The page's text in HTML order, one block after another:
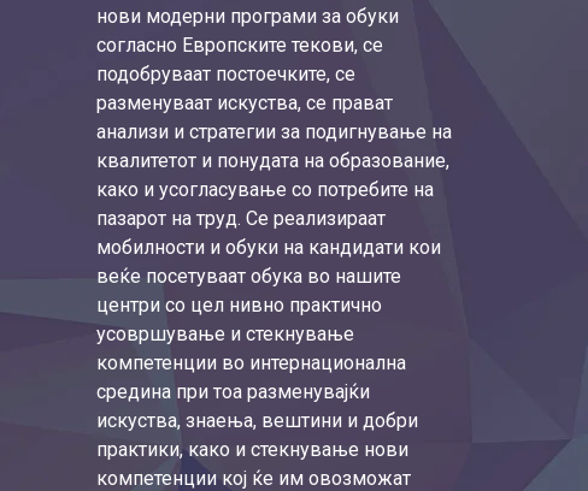
нови модерни програми за обуки
согласно Европските текови, се
подобруваат постоечките, се
разменуваат искуства, се прават
анализи и стратегии за подигнување на
квалитетот и понудата на образование,
како и усогласување со потребите на
пазарот на труд. Се реализираат
мобилности и обуки на кандидати кои
веќе посетуваат обука во нашите
центри со цел нивно практично
усовршување и стекнување
компетенции во интернационална
средина при тоа разменувајќи
искуства, знаења, вештини и добри
практики, како и стекнување нови
компетенции кој ќе им овозможат